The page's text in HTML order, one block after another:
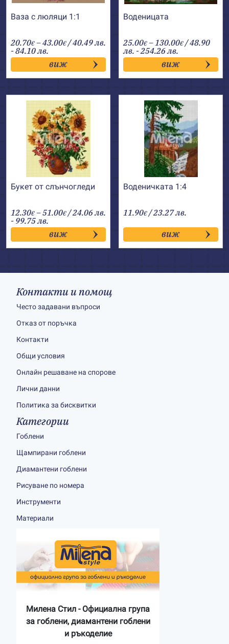
Ваза с люляци 1:1
20.70€ –43.00€Price
range:
20.70€
through
43.00€
/ 40.49 лв.
- 84.10 лв.
виж
Воденицата
25.00€ –130.00€Price
range:
25.00€
through
130.00€
/ 48.90
лв. - 254.26 лв.
виж
Букет от слънчогледи
12.30€ –51.00€Price
range:
12.30€
through
51.00€
/ 24.06 лв.
- 99.75 лв.
виж
Воденичката 1:4
11.90€ / 23.27 лв.
виж
Контакти и помощ
Често задавани въпроси
Отказ от поръчка
Контакти
Общи условия
Онлайн решаване на спорове
Лични данни
Политика за бисквитки
Категории
Гоблени
Щампирани гоблени
Диамантени гоблени
Рисуване по номера
Инструменти
Материали
Милена Стил - Официална група
за гоблени, диамантени гоблени
и ръкоделие